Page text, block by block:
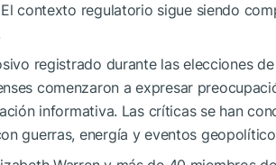
contexto regulatorio sigue siendo
registrado durante las elecciones
comenzaron a expresar
informativa. Las críticas se han
guerras, energía y eventos